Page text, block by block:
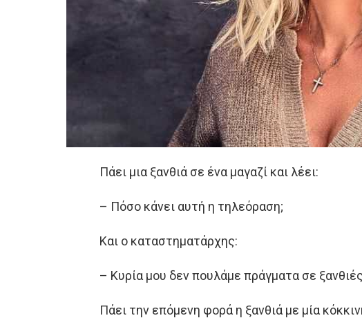
Πάει μια ξανθιά σε ένα μαγαζί και λέει:
– Πόσο κάνει αυτή η τηλεόραση;
Και ο καταστηματάρχης:
– Κυρία μου δεν πουλάμε πράγματα σε ξανθιές
Πάει την επόμενη φορά η ξανθιά με μία